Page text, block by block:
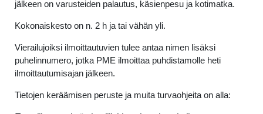
jälkeen on varusteiden palautus, käsienpesu ja kotimatka.
Kokonaiskesto on n. 2 h ja tai vähän yli.
Vierailujoiksi ilmoittautuvien tulee antaa nimen lisäksi
puhelinnumero, jotka PME ilmoittaa puhdistamolle heti
ilmoittautumisajan jälkeen.
Tietojen keräämisen peruste ja muita turvaohjeita on alla: